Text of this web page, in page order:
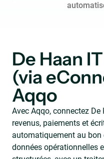
De Haan
(via
Aqqo
Avec Aqqo, connectez
revenus, paiements et
automatiquement au
données opérationnelles